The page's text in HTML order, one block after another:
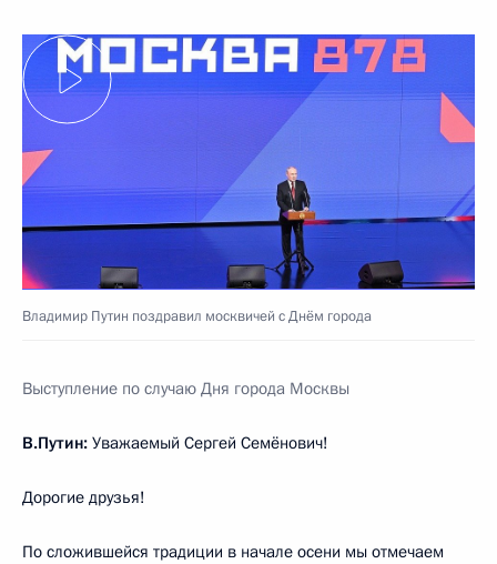
Владимир Путин поздравил москвичей с Днём города
Выступление по случаю Дня города Москвы
В.Путин: Уважаемый Сергей Семёнович!
Дорогие друзья!
По сложившейся традиции в начале осени мы отмечаем